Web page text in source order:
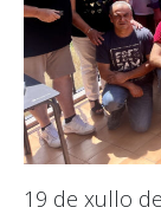
19 de xullo